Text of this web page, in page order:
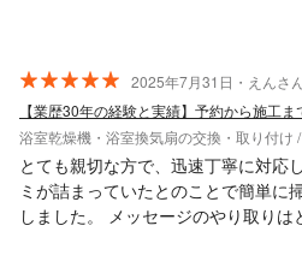
の見積りよりかなり安く済みまし
2025年7月31日・えんさ
浴室乾燥機・浴室換気扇の交換・取り付け
とても親切な方で、迅速丁寧に対応
ミが詰まっていたとのことで簡単に
しました。 メッセージのやり取り
当日は予定通り来訪して頂き、非